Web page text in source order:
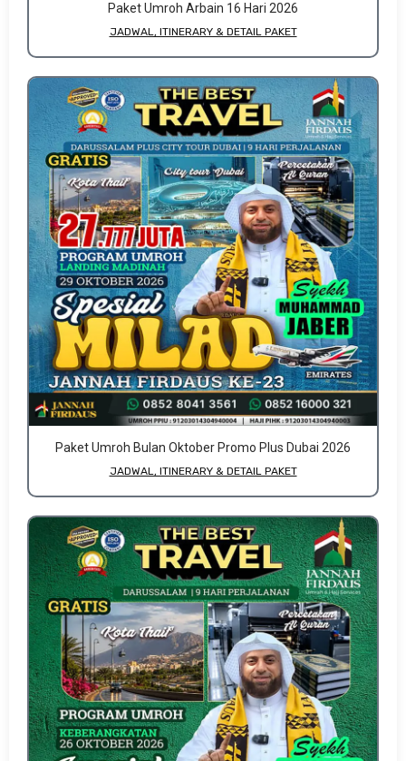
Paket Umroh Arbain 16 Hari 2026
JADWAL, ITINERARY & DETAIL PAKET
Paket Umroh Bulan Oktober Promo Plus Dubai 2026
JADWAL, ITINERARY & DETAIL PAKET